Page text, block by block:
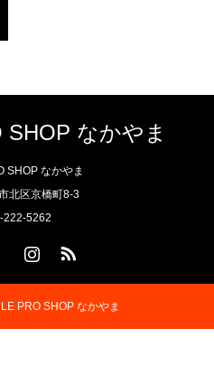
SHOP なかやま
SHOP なかやま
北区京橋町8-3
222-5262
PRO SHOP なかやま